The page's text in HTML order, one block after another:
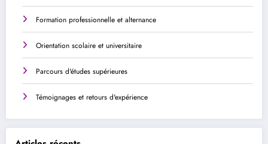
Formation professionnelle et alternance
Orientation scolaire et universitaire
Parcours d'études supérieures
Témoignages et retours d'expérience